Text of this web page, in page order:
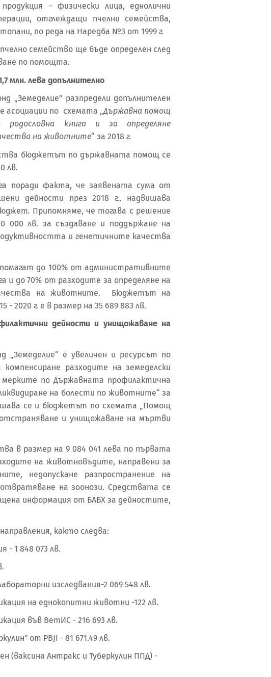
– физически лица, еднолични
отглеждащи пчелни семейства,
по реда на Наредба №3 от 1999 г.
семейство ще бъде определен след
по помощта.
7млн. лева допълнително
разпредели допълнителен
асоциации по схемата „Държавна помощ
книга и за определяне
на животните“ за 2018 г.
бюджетът по държавната помощ се
лв.
факта, че заявената сума от
дейности през 2018 г., надвишава
Припомняме, че тогава с решение
000 лв. за създаване и поддържане на
и генетичните качества
до 100% от административните
и до 70% от разходите за определяне на
на животните. Бюджетът на
- 2020 г. е в размер на 35 689 883 лв.
дейности и унищожаване на
е увеличен и ресурсът по
разходите на земеделски
мерките по Държавната профилактична
на болести по животните“ за
се и бюджетът по схемата „Помощ
и унищожаване на мъртви
размер на 9 084 041 лева по първата
на животновъдите, направени за
недопускане разпространение на
на зоонози. Средствата се
информация от БАБХ за дейностите,
както следва:
- 1 848 073 лв.
изследвания-2 069 548 лв.
на еднокопитни животни -122 лв.
във ВетИС - 216 693 лв.
от PBJI - 81 671.49 лв.
(ваксина Антракс и Туберкулин ППД) -